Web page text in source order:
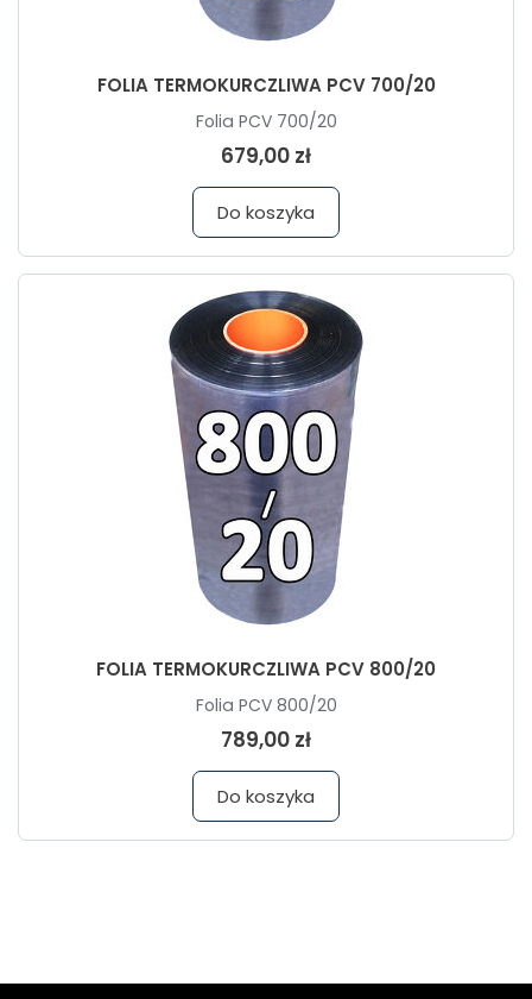
FOLIA TERMOKURCZLIWA PCV 700/20
Folia PCV 700/20
679,00 zł
Do koszyka
FOLIA TERMOKURCZLIWA PCV 800/20
Folia PCV 800/20
789,00 zł
Do koszyka